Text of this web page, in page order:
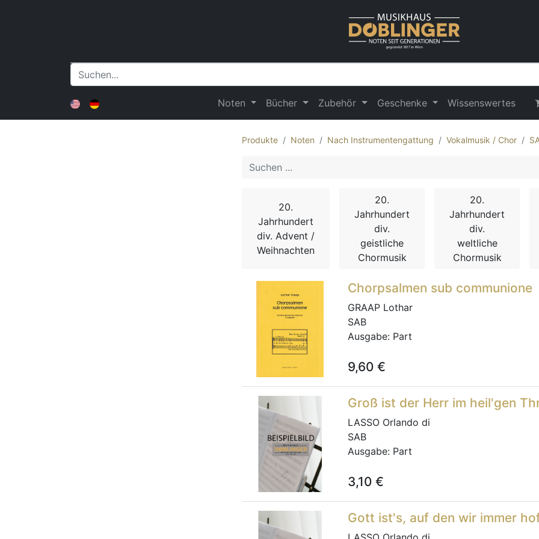
Noten Bücher Zubehör Geschenke Wissenswertes
Produkte Noten Nach Instrumentengattung Vokalmusik / Chor
20.
Jahrhundert
div. Advent /
Weihnachten
20.
Jahrhundert
div.
geistliche
Chormusik
20.
Jahrhundert
div.
weltliche
Chormusik
Chorpsalmen sub communione
GRAAP Lothar
SAB
Ausgabe: Part
9,60 €
Groß ist der Herr im heil'gen
LASSO Orlando di
SAB
Ausgabe: Part
3,10 €
Gott ist's, auf den wir immer